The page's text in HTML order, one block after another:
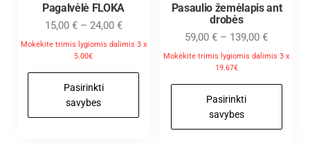
Pagalvėlė FLOKA
15,00 € – 24,00 €
Mokėkite trimis lygiomis dalimis 3 x
5.00€
Pasirinkti
savybes
Pasaulio žemėlapis ant
drobės
59,00€ – 139,00€
Mokėkite trimis lygiomis dalimis 3 x
19.67€
Pasirinkti
savybes